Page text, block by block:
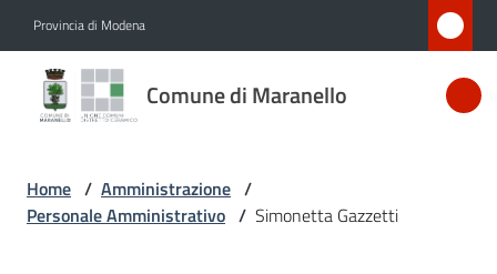
Provincia di Modena
Comune di Maranello
Comune
di
Home / Amministrazione /
Personale Amministrativo / Simonetta Gazzetti